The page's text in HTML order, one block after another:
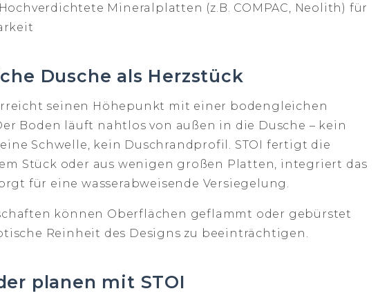
Mineralplatten (z.B. COMPAC, Neolith) für
Dusche als Herzstück
seinen Höhepunkt mit einer bodengleichen
Boden läuft nahtlos von außen in die Dusche – kein
Schwelle, kein Duschrandprofil. STOI fertigt die
Stück oder aus wenigen großen Platten, integriert das
für eine wasserabweisende Versiegelung.
können Oberflächen geflammt oder gebürstet
Reinheit des Designs zu beeinträchtigen.
planen mit STOI